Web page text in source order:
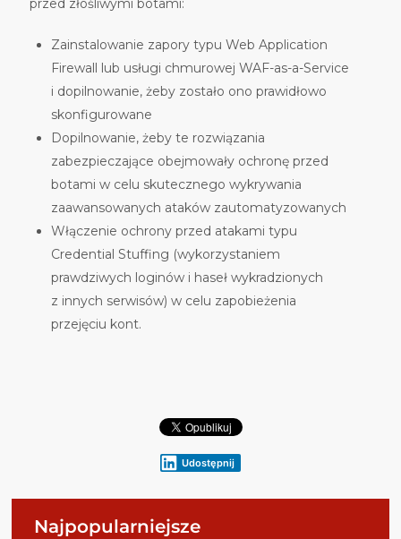
przed złośliwymi botami:
Zainstalowanie zapory typu Web Application
Firewall lub usługi chmurowej WAF-as-a-Service
i dopilnowanie, żeby zostało ono prawidłowo
skonfigurowane
Dopilnowanie, żeby te rozwiązania
zabezpieczające obejmowały ochronę przed
botami w celu skutecznego wykrywania
zaawansowanych ataków zautomatyzowanych
Włączenie ochrony przed atakami typu
Credential Stuffing (wykorzystaniem
prawdziwych loginów i haseł wykradzionych
z innych serwisów) w celu zapobieżenia
przejęciu kont.
Udostępnij
Najpopularniejsze